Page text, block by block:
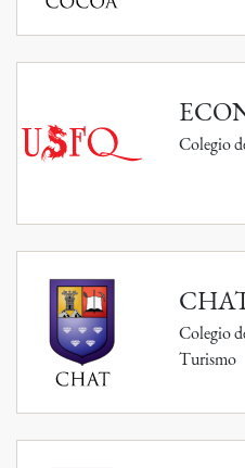
Colegio
Colegio
Turismo